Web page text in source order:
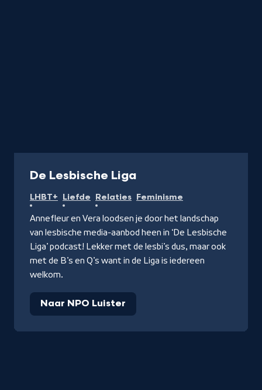
De Lesbische Liga
LHBT+ Liefde Relaties Feminisme
Annefleur en Vera loodsen je door het landschap
van lesbische media-aanbod heen in ‘De Lesbische
Liga’ podcast! Lekker met de lesbi’s dus, maar ook
met de B’s en Q’s want in de Liga is iedereen
welkom.
Naar NPO Luister